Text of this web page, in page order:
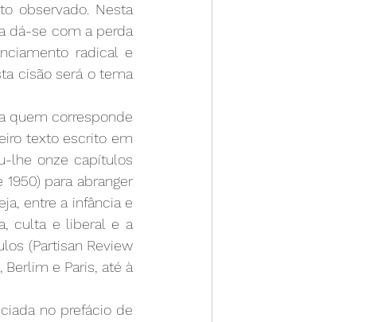
observado. Nesta
dá-se com a perda
radical e
cisão será o tema
quem corresponde
texto escrito em
lhe onze capítulos
para abranger
entre a infância e
culta e liberal e a
(Partisan Review
Berlim e Paris, até à
no prefácio de